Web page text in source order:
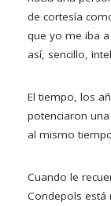
de cortesía
que yo me iba
así, sencillo,
El tiempo, los
potenciaron
al mismo
Cuando le
Condepols está